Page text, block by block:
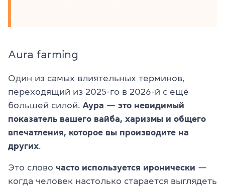
Aura farming
Один из самых влиятельных терминов,
переходящий из 2025-го в 2026-й с ещё
большей силой. Аура — это невидимый
показатель вашего вайба, харизмы и общего
впечатления, которое вы производите на
других.
Это слово часто используется иронически —
когда человек настолько старается выглядеть